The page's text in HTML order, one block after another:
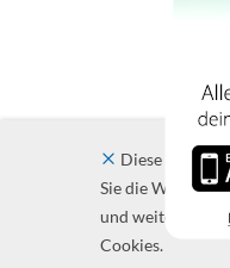
Diese
Sie die Website
und weiter
Cookies.